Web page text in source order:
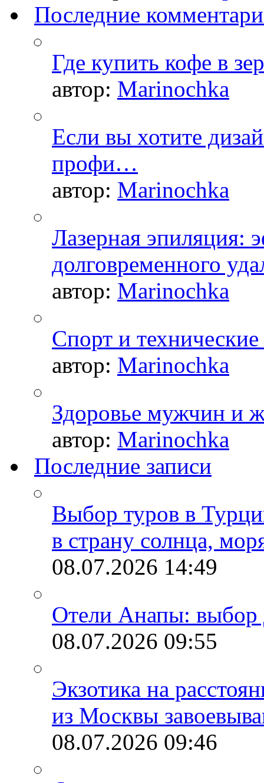
Последние
Где купить кофе в
автор: Marinochka
Если вы хотите
профи…
автор: Marinochka
Лазерная эпиляция:
долговременного
автор: Marinochka
Спорт и
автор: Marinochka
Здоровье мужчин и
автор: Marinochka
Последние записи
Выбор туров в
в страну солнца,
08.07.2026 14:49
Отели Анапы: выбор
08.07.2026 09:55
Экзотика на
из Москвы
08.07.2026 09:46